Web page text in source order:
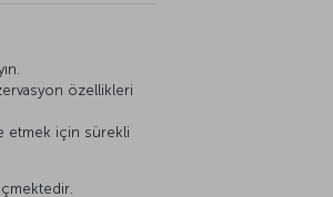
özellikleri
etmek için sürekli